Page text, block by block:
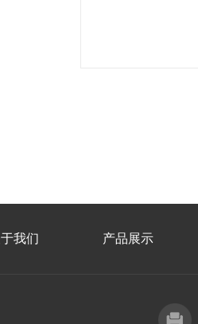
我们 产品展示